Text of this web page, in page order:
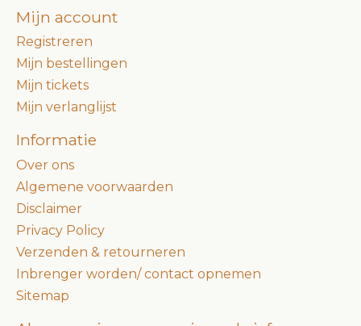
Mijn account
Registreren
Mijn bestellingen
Mijn tickets
Mijn verlanglijst
Informatie
Over ons
Algemene voorwaarden
Disclaimer
Privacy Policy
Verzenden & retourneren
Inbrenger worden/ contact opnemen
Sitemap